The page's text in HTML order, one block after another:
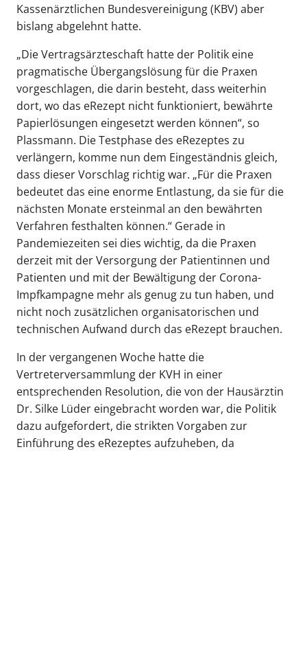
Kassenärztlichen Bundesvereinigung (KBV) aber
bislang abgelehnt hatte.
„Die Vertragsärzteschaft hatte der Politik eine
pragmatische Übergangslösung für die Praxen
vorgeschlagen, die darin besteht, dass weiterhin
dort, wo das eRezept nicht funktioniert, bewährte
Papierlösungen eingesetzt werden können“, so
Plassmann. Die Testphase des eRezeptes zu
verlängern, komme nun dem Eingeständnis gleich,
dass dieser Vorschlag richtig war. „Für die Praxen
bedeutet das eine enorme Entlastung, da sie für die
nächsten Monate ersteinmal an den bewährten
Verfahren festhalten können.“ Gerade in
Pandemiezeiten sei dies wichtig, da die Praxen
derzeit mit der Versorgung der Patientinnen und
Patienten und mit der Bewältigung der Corona-
Impfkampagne mehr als genug zu tun haben, und
nicht noch zusätzlichen organisatorischen und
technischen Aufwand durch das eRezept brauchen.
In der vergangenen Woche hatte die
Vertreterversammlung der KVH in einer
entsprechenden Resolution, die von der Hausärztin
Dr. Silke Lüder eingebracht worden war, die Politik
dazu aufgefordert, die strikten Vorgaben zur
Einführung des eRezeptes aufzuheben, da